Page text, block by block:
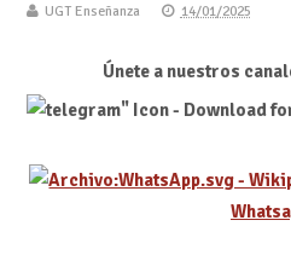
UGT Enseñanza 14/01/2025
Únete a nuestros